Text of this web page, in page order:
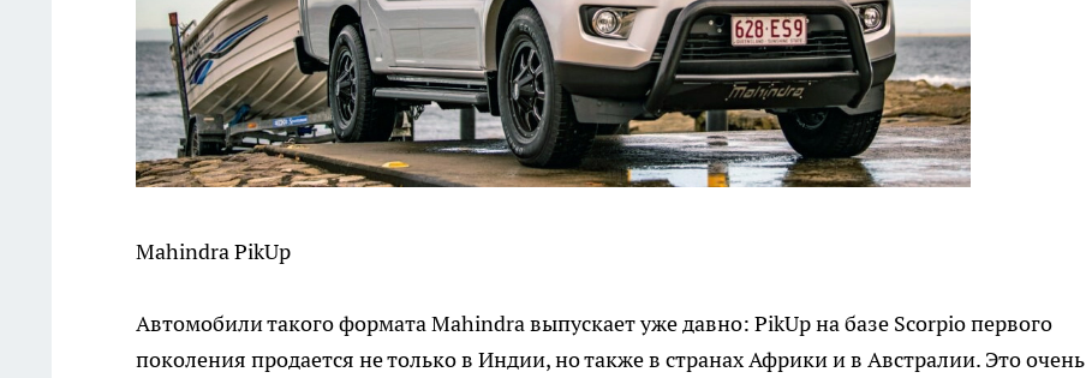
Mahindra PikUp
Автомобили такого формата Mahindra выпускает уже давно: PikUp на базе Scorpio первого
поколения продается не только в Индии, но также в странах Африки и в Австралии. Это очень